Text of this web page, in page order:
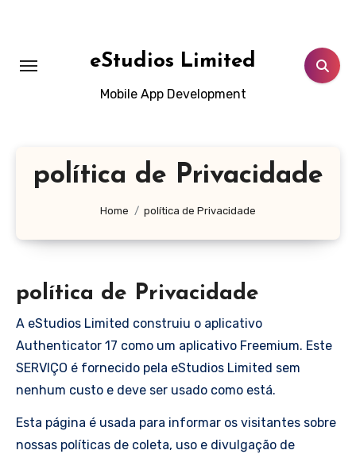
eStudios Limited
Mobile App Development
política de Privacidade
Home política de Privacidade
política de Privacidade
A eStudios Limited construiu o aplicativo
Authenticator 17 como um aplicativo Freemium. Este
SERVIÇO é fornecido pela eStudios Limited sem
nenhum custo e deve ser usado como está.
Esta página é usada para informar os visitantes sobre
nossas políticas de coleta, uso e divulgação de